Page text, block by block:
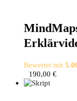
Bewertet mit
190,00 €